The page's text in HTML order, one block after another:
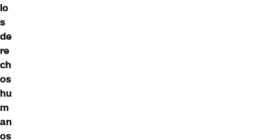
lo
s
de
re
ch
os
hu
m
an
os